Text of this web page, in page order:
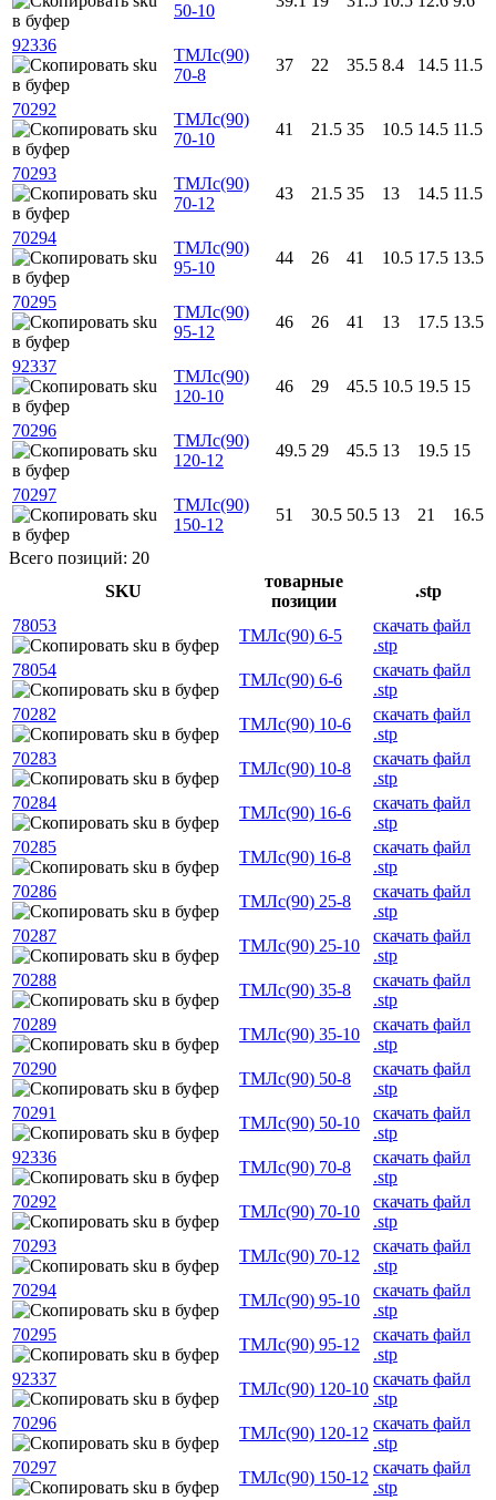
50-10
92336
ТМЛс(90)
70-8
37 22 35.5 8.4 14.5 11.5
70292
ТМЛс(90)
70-10
41 21.5 35 10.5 14.5 11.5
70293
ТМЛс(90)
70-12
43 21.5 35 13 14.5 11.5
70294
ТМЛс(90)
95-10
44 26 41 10.5 17.5 13.5
70295
ТМЛс(90)
95-12
46 26 41 13 17.5 13.5
92337
ТМЛс(90)
120-10
46 29 45.5 10.5 19.5 15
70296
ТМЛс(90)
120-12
49.5 29 45.5 13 19.5 15
70297
ТМЛс(90)
150-12
51 30.5 50.5 13 21 16.5
Всего позиций: 20
SKU
товарные
позиции
.stp
78053
ТМЛс(90) 6-5
скачать файл
.stp
78054
ТМЛс(90) 6-6
скачать файл
.stp
70282
ТМЛс(90) 10-6
скачать файл
.stp
70283
ТМЛс(90) 10-8
скачать файл
.stp
70284
ТМЛс(90) 16-6
скачать файл
.stp
70285
ТМЛс(90) 16-8
скачать файл
.stp
70286
ТМЛс(90) 25-8
скачать файл
.stp
70287
ТМЛс(90) 25-10
скачать файл
.stp
70288
ТМЛс(90) 35-8
скачать файл
.stp
70289
ТМЛс(90) 35-10
скачать файл
.stp
70290
ТМЛс(90) 50-8
скачать файл
.stp
70291
ТМЛс(90) 50-10
скачать файл
.stp
92336
ТМЛс(90) 70-8
скачать файл
.stp
70292
ТМЛс(90) 70-10
скачать файл
.stp
70293
ТМЛс(90) 70-12
скачать файл
.stp
70294
ТМЛс(90) 95-10
скачать файл
.stp
70295
ТМЛс(90) 95-12
скачать файл
.stp
92337
ТМЛс(90) 120-10
скачать файл
.stp
70296
ТМЛс(90) 120-12
скачать файл
.stp
70297
ТМЛс(90) 150-12
скачать файл
.stp